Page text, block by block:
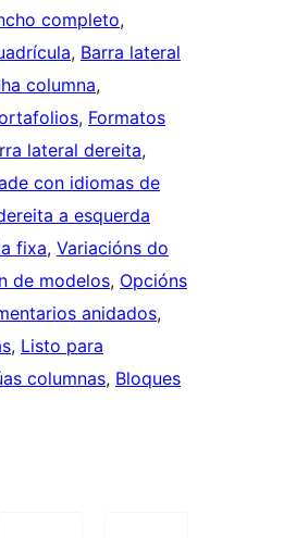
completo
, Barra lateral
columna
, Formatos
lateral dereita
con idiomas de
a esquerda
fixa, Variacións do
de modelos, Opcións
anidados
, Listo para
columnas, Bloques